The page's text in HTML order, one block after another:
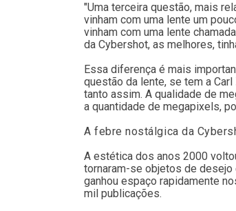
"Uma terceira questão, mais
vinham com uma lente um
vinham com uma lente
da Cybershot, as melhores,
Essa diferença é mais
questão da lente, se tem a
tanto assim. A qualidade de
a quantidade de megapixels,
A febre nostálgica da
A estética dos anos 2000
tornaram-se objetos de desejo
ganhou espaço rapidamente
mil publicações.